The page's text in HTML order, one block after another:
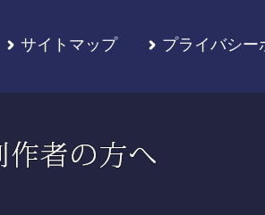
サイトマップ プライバシー